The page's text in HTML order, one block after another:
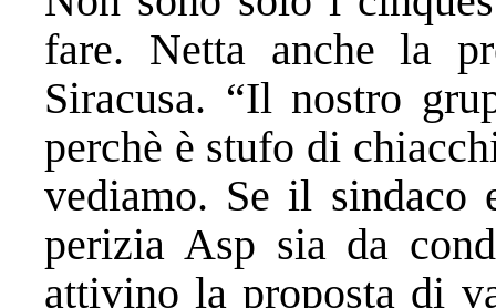
fare. Netta anche la
Siracusa. “Il nostro
perchè è stufo di
vediamo. Se il sindaco
perizia Asp sia da
attivino la proposta di